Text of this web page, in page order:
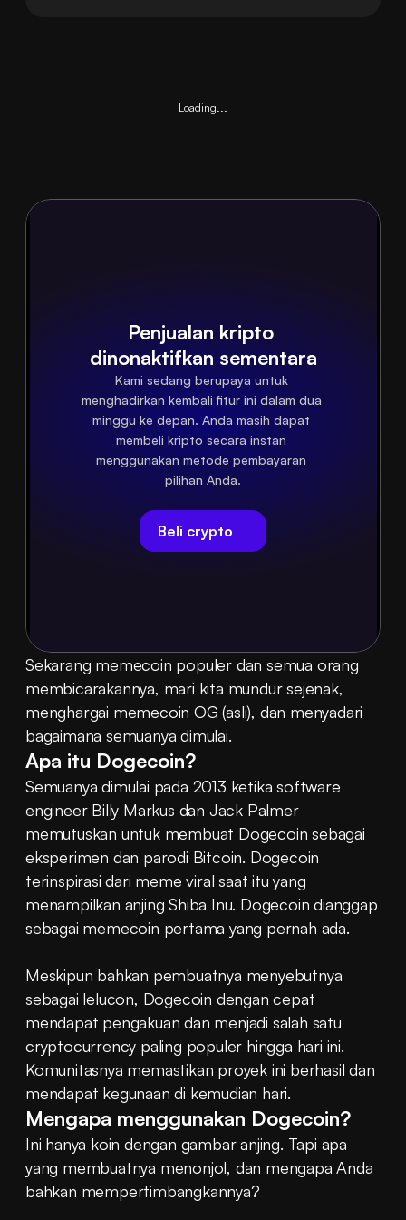
Loading...
Sekarang memecoin populer dan semua orang
membicarakannya, mari kita mundur sejenak,
menghargai memecoin OG (asli), dan menyadari
bagaimana semuanya dimulai.
Apa itu Dogecoin?
Semuanya dimulai pada 2013 ketika software
engineer Billy Markus dan Jack Palmer
memutuskan untuk membuat Dogecoin sebagai
eksperimen dan parodi Bitcoin. Dogecoin
terinspirasi dari meme viral saat itu yang
menampilkan anjing Shiba Inu. Dogecoin dianggap
sebagai memecoin pertama yang pernah ada.
Meskipun bahkan pembuatnya menyebutnya
sebagai lelucon, Dogecoin dengan cepat
mendapat pengakuan dan menjadi salah satu
cryptocurrency paling populer hingga hari ini.
Komunitasnya memastikan proyek ini berhasil dan
mendapat kegunaan di kemudian hari.
Mengapa menggunakan Dogecoin?
Ini hanya koin dengan gambar anjing. Tapi apa
yang membuatnya menonjol, dan mengapa Anda
bahkan mempertimbangkannya?
Penjualan kripto
dinonaktifkan sementara
Kami sedang berupaya untuk
menghadirkan kembali fitur ini dalam dua
minggu ke depan. Anda masih dapat
membeli kripto secara instan
menggunakan metode pembayaran
pilihan Anda.
Beli crypto